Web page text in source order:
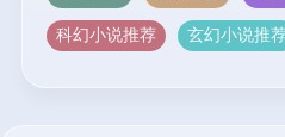
科幻小说推荐 玄幻小说推